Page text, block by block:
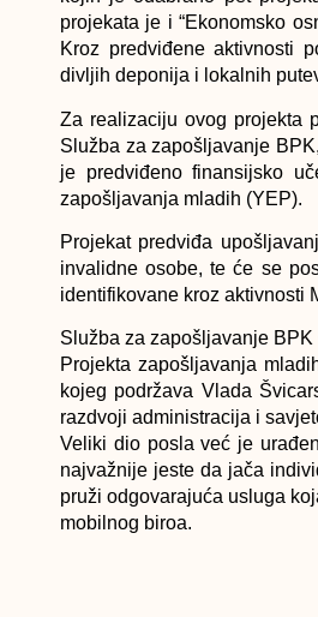
projekata je i “Ekonomsko
Kroz predviđene aktivnosti
divljih deponija i lokalnih
Za realizaciju ovog projekta
Služba za zapošljavanje
je predviđeno finansijsko
zapošljavanja mladih (YEP).
Projekat predviđa
invalidne osobe, te će se
identifikovane kroz aktivnosti
Služba za zapošljavanje
Projekta zapošljavanja
kojeg podržava Vlada
razdvoji administracija i
Veliki dio posla već je
najvažnije jeste da jača
pruži odgovarajuća usluga
mobilnog biroa.